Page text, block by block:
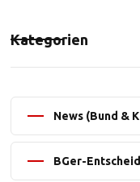
Kategorien
News (Bund &
BGer-